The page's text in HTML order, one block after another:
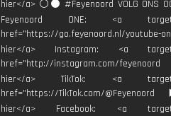
hier</a> ⚪️⚫ #Feyenoord VOLG ONS
Feyenoord ONE: <a
href="https://go.feyenoord.nl/youtube-
hier</a> Instagram: <a
href="http://instagram.com/
hier</a> TikTok: <a
href="https://TikTok.com/
hier</a> Facebook: <a